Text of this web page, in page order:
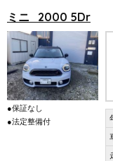
ミニ 2000 5Dr
●保証なし
●法定整備付